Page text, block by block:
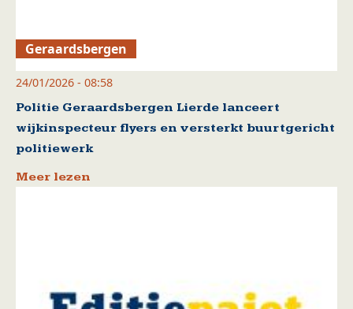
Geraardsbergen
24/01/2026 - 08:58
Politie Geraardsbergen Lierde lanceert
wijkinspecteur flyers en versterkt buurtgericht
politiewerk
Meer lezen